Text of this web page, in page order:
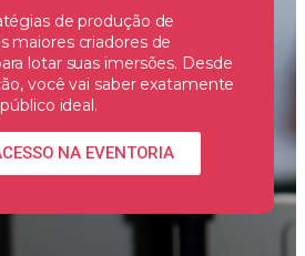
de produção de
maiores criadores de
lotar suas imersões. Desde
você vai saber exatamente
ideal.
NA EVENTORIA